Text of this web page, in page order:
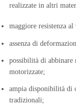
realizzate in altri
maggiore resistenza
assenza di
possibilità di abbinare
motorizzate;
ampia disponibilità di
tradizionali;